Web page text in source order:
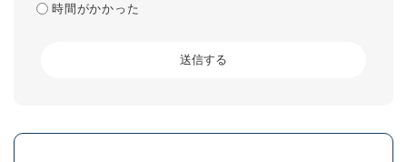
時間がかかった